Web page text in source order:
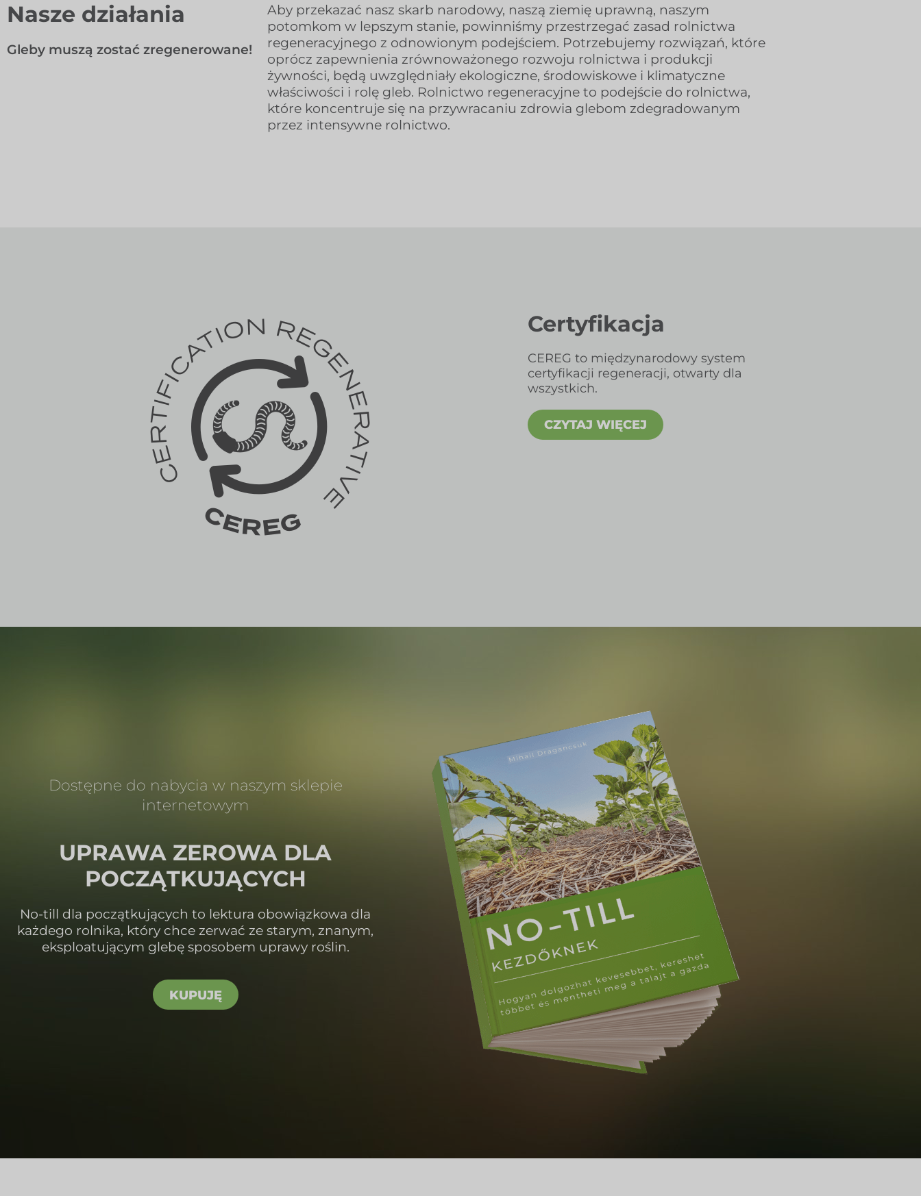
Nasze działania
Gleby muszą zostać zregenerowane!
Aby przekazać nasz skarb narodowy, naszą ziemię uprawną, naszym
potomkom w lepszym stanie, powinniśmy przestrzegać zasad rolnictwa
regeneracyjnego z odnowionym podejściem. Potrzebujemy rozwiązań, które
oprócz zapewnienia zrównoważonego rozwoju rolnictwa i produkcji
żywności, będą uwzględniały ekologiczne, środowiskowe i klimatyczne
właściwości i rolę gleb. Rolnictwo regeneracyjne to podejście do rolnictwa,
które koncentruje się na przywracaniu zdrowia glebom zdegradowanym
przez intensywne rolnictwo.
Certyfikacja
CEREG to międzynarodowy system
certyfikacji regeneracji, otwarty dla
wszystkich.
CZYTAJ WIĘCEJ
Dostępne do nabycia w naszym sklepie
internetowym
UPRAWA ZEROWA DLA
POCZĄTKUJĄCYCH
No-till dla początkujących to lektura obowiązkowa dla
każdego rolnika, który chce zerwać ze starym, znanym,
eksploatującym glebę sposobem uprawy roślin.
KUPUJĘ